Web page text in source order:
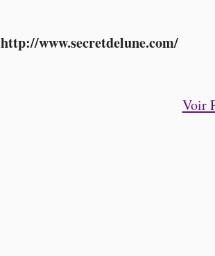
http://www.secretdelune.com/
Voir